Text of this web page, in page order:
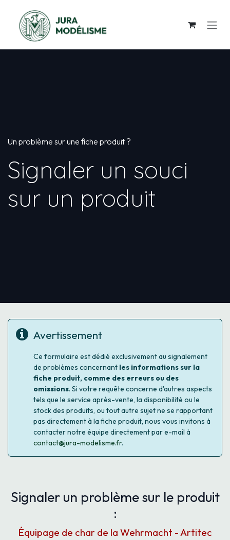
Un problème sur une fiche produit ?
Signaler un souci
sur un produit
Avertissement
Ce formulaire est dédié exclusivement au signalement
de problèmes concernant les informations sur la
fiche produit, comme des erreurs ou des
omissions. Si votre requête concerne d'autres aspects
tels que le service après-vente, la disponibilité ou le
stock des produits, ou tout autre sujet ne se rapportant
pas directement à la fiche produit, nous vous invitons à
contacter notre équipe directement par e-mail à
contact@jura-modelisme.fr.
Signaler un problème sur le produit
:
Équipage de char de la Wehrmacht - Artitec